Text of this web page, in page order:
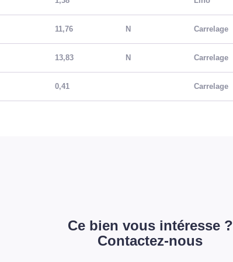
11,76 N Carrelage
13,83 N Carrelage
0,41 Carrelage
Ce bien vous intéresse ?
Contactez-nous